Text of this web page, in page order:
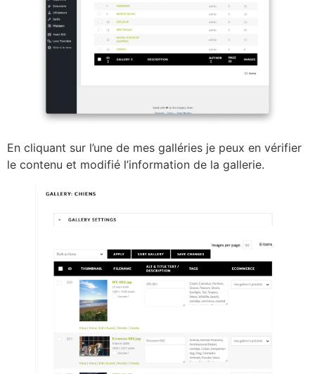
En cliquant sur l’une de mes galléries je peux en vérifier
le contenu et modifié l’information de la gallerie.